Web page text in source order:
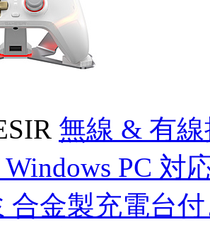
無線 & 有
PC 対
合金製充電台付